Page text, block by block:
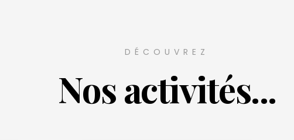
DÉCOUVREZ
Nos activités...